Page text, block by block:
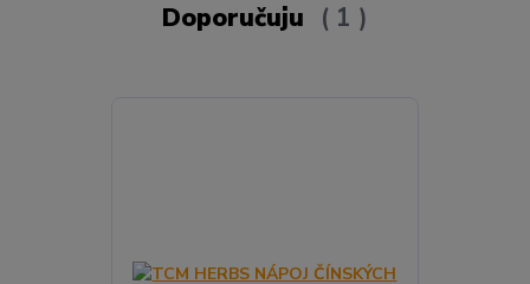
Doporučuju 1